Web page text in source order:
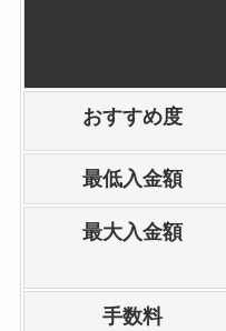
XMは土日
XMの入金
XMTradingのお
おすすめ度
最低入金額
最大入金額
手数料